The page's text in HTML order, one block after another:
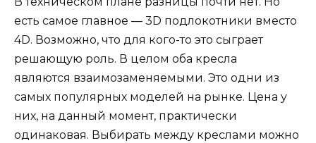
есть самое главное — 3D подлокотники вместо
4D. Возможно, что для кого-то это сыграет
решающую роль. В целом оба кресла
являются взаимозаменяемыми. Это одни из
самых популярных моделей на рынке. Цена у
них, на данный момент, практически
одинаковая. Выбирать между креслами можно